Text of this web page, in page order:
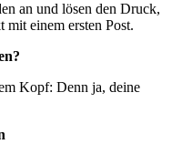
an und lösen den Druck,
mit einem ersten Post.
Kopf: Denn ja, deine